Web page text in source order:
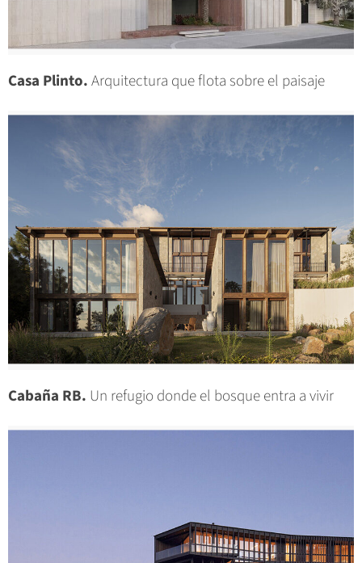
Casa Plinto.Arquitectura que flota sobre el paisaje
Cabaña RB. Un refugio donde el bosque entra a vivir